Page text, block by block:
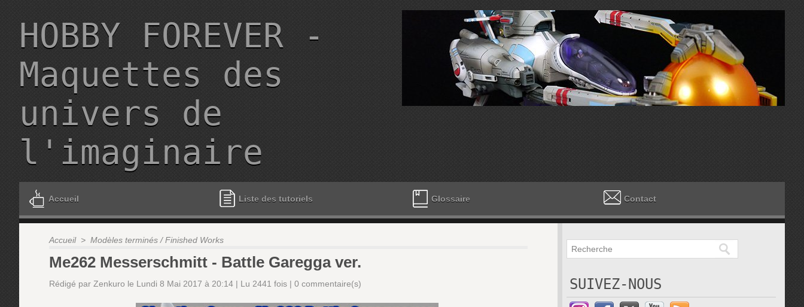
HOBBY FOREVER -
Maquettes des
univers de
l'imaginaire
Accueil Liste des tutoriels Glossaire Contact
Accueil > Modèles terminés / Finished Works
Me262 Messerschmitt - Battle Garegga ver.
Rédigé par Zenkuro le Lundi 8 Mai 2017 à 20:14 | Lu 2441 fois | 0 commentaire(s) SUIVEZ-NOUS